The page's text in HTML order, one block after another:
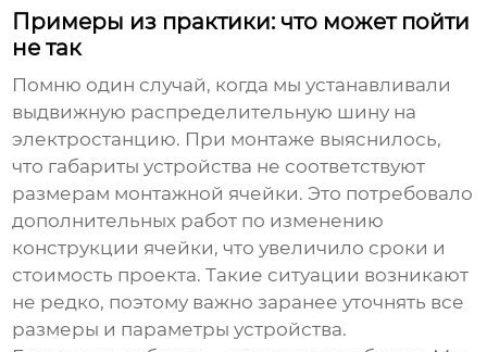
Примеры из практики: что может пойти
не так
Помню один случай, когда мы устанавливали
выдвижную распределительную шину на
электростанцию. При монтаже выяснилось,
что габариты устройства не соответствуют
размерам монтажной ячейки. Это потребовало
дополнительных работ по изменению
конструкции ячейки, что увеличило сроки и
стоимость проекта. Такие ситуации возникают
не редко, поэтому важно заранее уточнять все
размеры и параметры устройства.